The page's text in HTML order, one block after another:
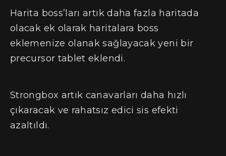
Harita boss’ları artık daha fazla haritada
olacak ek olarak haritalara boss
eklemenize olanak sağlayacak yeni bir
precursor tablet eklendi.
Strongbox artık canavarları daha hızlı
çıkaracak ve rahatsız edici sis efekti
azaltıldı.